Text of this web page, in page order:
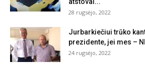
28 rugsėjo, 2022
Jurbarkiečiui trūko
prezidente, jei mes –
24 rugsėjo, 2022